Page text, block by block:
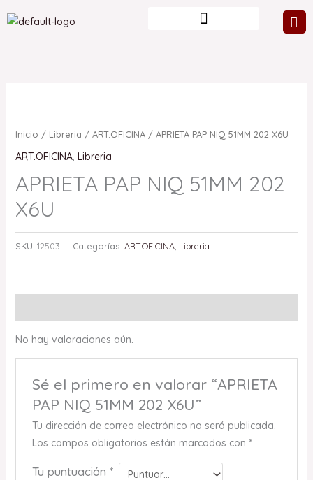
al
Inicio / Libreria / ART.OFICINA/ APRIETA PAP NIQ 51MM 202 X6U
ART.OFICINA, Libreria
APRIETA PAP NIQ 51MM 202
X6U
SKU: 12503 Categorías: ART.OFICINA, Libreria
No hay valoraciones aún.
Sé el primero en valorar “APRIETA
PAP NIQ 51MM 202 X6U”
Tu dirección de correo electrónico no será publicada.
Los campos obligatorios están marcados con *
Tu puntuación *